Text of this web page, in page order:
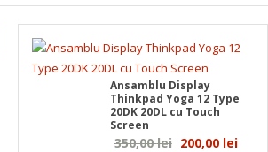
Ansamblu Display
Thinkpad Yoga 12 Type
20DK 20DL cu Touch
Screen
350,00lei Prețul
200,00 leiPrețul